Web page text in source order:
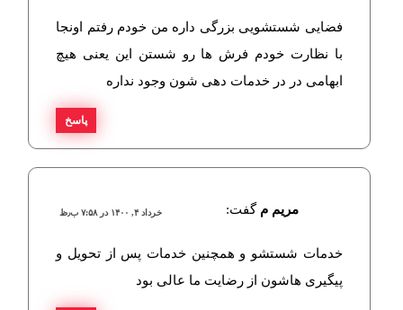
فضایی شستشویی بزرگی داره من خودم رفتم اونجا
با نظارت خودم فرش ها رو شستن این یعنی هیچ
ابهامی در در خدمات دهی شون وجود نداره
پاسخ
مریم م گفت: خرداد ۴, ۱۴۰۰ در ۷:۵۸ ب٫ظ
خدمات شستشو و همچنین خدمات پس از تحویل و
پیگیری هاشون از رضایت ما عالی بود